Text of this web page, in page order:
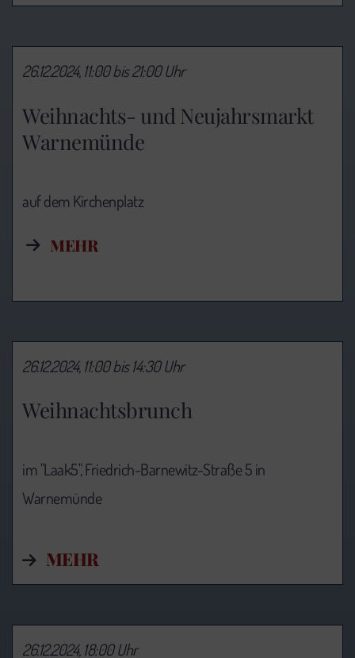
Weihnachts- und Neujahrsmarkt
Warnemünde
26.12.2024, 11:00 bis 21:00 Uhr
auf dem Kirchenplatz
MEHR
Weihnachtsbrunch
26.12.2024, 11:00 bis 14:30 Uhr
im "Laak5", Friedrich-Barnewitz-Straße 5 in
Warnemünde
MEHR
26.12.2024, 18:00 Uhr